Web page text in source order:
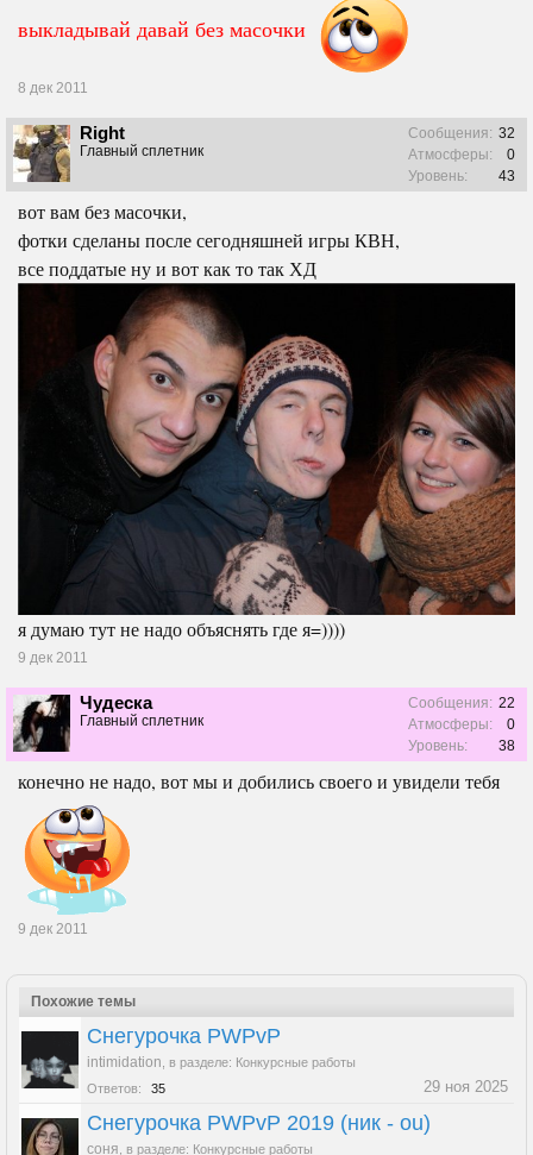
выкладывай давай без масочки
8 дек 2011
Right
Главный сплетник
Сообщения: 32
Атмосферы:
0
Уровень:
43
вот вам без масочки,
фотки сделаны после сегодняшней игры КВН,
все поддатые ну и вот как то так ХД
я думаю тут не надо объяснять где я=))))
9 дек 2011
Чудеска
Главный сплетник
Сообщения: 22
Атмосферы:
0
Уровень:
38
конечно не надо, вот мы и добились своего и увидели тебя
9 дек 2011
Похожие темы
Снегурочка PWPvP
intimidation в разделе: Конкурсные работы
Ответов:
35 29 ноя 2025
Снегурочка PWPvP 2019 (ник - ou)
соня в разделе: Конкурсные работы